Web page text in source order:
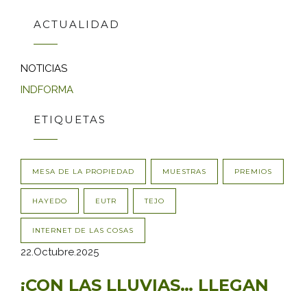
ACTUALIDAD
NOTICIAS
INDFORMA
ETIQUETAS
MESA DE LA PROPIEDAD MUESTRAS PREMIOS
HAYEDO EUTR TEJO
INTERNET DE LAS COSAS
22.Octubre.2025
¡CON LAS LLUVIAS… LLEGAN